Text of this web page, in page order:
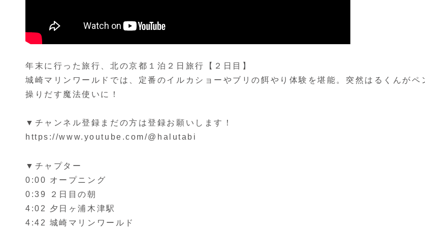
年末に行った旅行、北の京都１泊２日旅行【２日目】
城崎マリンワールドでは、定番のイルカショーやブリの餌やり体験を堪能。突然はるくんがペ
操りだす魔法使いに！
▼チャンネル登録まだの方は登録お願いします！
https://www.youtube.com/@halutabi
▼チャプター
0:00 オープニング
0:39 ２日目の朝
4:02 夕日ヶ浦木津駅
4:42 城崎マリンワールド